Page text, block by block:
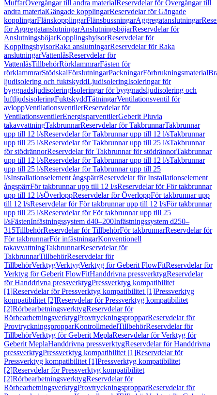
MuffarÖvergångar till andra materialReservdelar för Övergångar till
andra materialGängade kopplingarReservdelar för Gängade
kopplingarFlänskopplingarFlänsbussningarAggregatanslutningar
för AggregatanslutningarAnslutningsböjarReservdelar för
AnslutningsböjarKopplingshylsorReservdelar för
KopplingshylsorRaka anslutningarReservdelar för Raka
anslutningarVattenlåsReservdelar för
VattenlåsTillbehörRörklammrarFästen för
rörklammrarStödskalFörslutningarPackningarFörbrukningsmaterial
ljudisolering och fuktskyddLjudisoleringIsoleringar för
byggnadsljudisoleringIsoleringar för byggnadsljudisolering och
luftljudsisoleringFuktskyddTätningarVentilationsventil för
avloppVentilationsventilerReservdelar för
VentilationsventilerEnergisparventilerGeberit Pluvia
takavvattningTakbrunnarReservdelar för TakbrunnarTakbrunnar
upp till 12 l/sReservdelar för Takbrunnar upp till 12 l/sTakbrunnar
upp till 25 l/sReservdelar för Takbrunnar upp till 25 l/sTakbrunnar
för stödrännorReservdelar för Takbrunnar för stödrännorTakbrunnar
upp till 12 l/sReservdelar för Takbrunnar upp till 12 l/sTakbrunnar
upp till 25 l/sReservdelar för Takbrunnar upp till 25
l/sInstallationselement ångspärrReservdelar för Installationselement
ångspärrFör takbrunnar upp till 12 l/sReservdelar för För takbrunnar
upp till 12 l/sÖverloppReservdelar för ÖverloppFör takbrunnar upp
till 12 l/sReservdelar för För takbrunnar upp till 12 l/sFör takbrunnar
upp till 25 l/sReservdelar för För takbrunnar upp till 25
l/sFästenInfästningssystem d40–200Infästningssystem d250–
315TillbehörReservdelar för TillbehörFör takbrunnarReservdelar för
För takbrunnarFör infästningarKonventionell
takavvattningTakbrunnarReservdelar för
TakbrunnarTillbehörReservdelar för
TillbehörVerktygVerktygVerktyg för Geberit FlowFitReservdelar för
Verktyg för Geberit FlowFitHanddrivna pressverktygReservdelar
för Handdrivna pressverktygPressverktyg kompatibilitet
[1]Reservdelar för Pressverktyg kompatibilitet [1]Pressverktyg
kompatibilitet [2]Reservdelar för Pressverktyg kompatibilitet
[2]RörbearbetningsverktygReservdelar för
RörbearbetningsverktygProvtryckningspropparReservdelar för
ProvtryckningspropparKontrollmedelTillbehörReservdelar för
TillbehörVerktyg för Geberit MeplaReservdelar för Verktyg för
Geberit MeplaHanddrivna pressverktygReservdelar för Handdrivna
pressverktygPressverktyg kompatibilitet [1]Reservdelar för
Pressverktyg kompatibilitet [1]Pressverktyg kompatibilitet
[2]Reservdelar för Pressverktyg kompatibilitet
[2]RörbearbetningsverktygReservdelar för
RörbearbetningsverktygProvtryckningspropparReservdelar för